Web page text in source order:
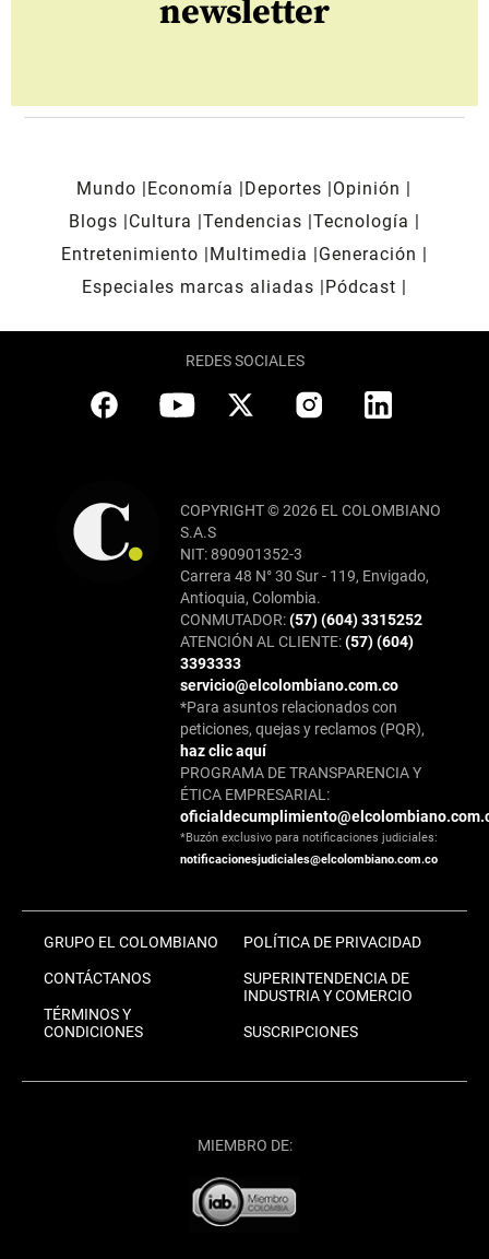
newsletter
Mundo Economía Deportes
Opinión
Blogs
Cultura Tendencias Tecnología
Entretenimiento
Multimedia
Generación
Especiales marcas aliadas
Pódcast
REDES SOCIALES
COPYRIGHT © 2026 EL COLOMBIANO
S.A.S
NIT: 890901352-3
Carrera 48 N° 30 Sur - 119, Envigado,
Antioquia, Colombia.
CONMUTADOR:(57) (604) 3315252
ATENCIÓN AL CLIENTE:(57) (604)
3393333
servicio@elcolombiano.com.co
*Para asuntos relacionados con
peticiones, quejas y reclamos (PQR),
haz clic aquí
PROGRAMA DE TRANSPARENCIA Y
ÉTICA EMPRESARIAL:
*Buzón exclusivo para notificaciones judiciales:
notificacionesjudiciales@elcolombiano.com.co
GRUPO EL COLOMBIANO
CONTÁCTANOS
TÉRMINOS Y
CONDICIONES
POLÍTICA DE PRIVACIDAD
SUPERINTENDENCIA DE
INDUSTRIA Y COMERCIO
SUSCRIPCIONES
MIEMBRO DE: